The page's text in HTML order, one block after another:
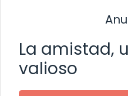
La amistad,
valioso